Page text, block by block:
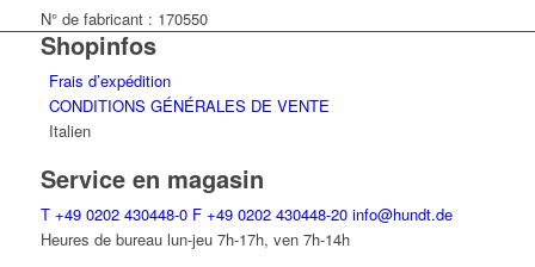
Italien
Bohl
avec
boîte
N° de fabricant : 170550
Shopinfos
Frais d’expédition
CONDITIONS GÉNÉRALES DE VENTE
Service en magasin
T +49 0202 430448-0 F +49 0202 430448-20 info@hundt.de
Heures de bureau lun-jeu 7h-17h, ven 7h-14h